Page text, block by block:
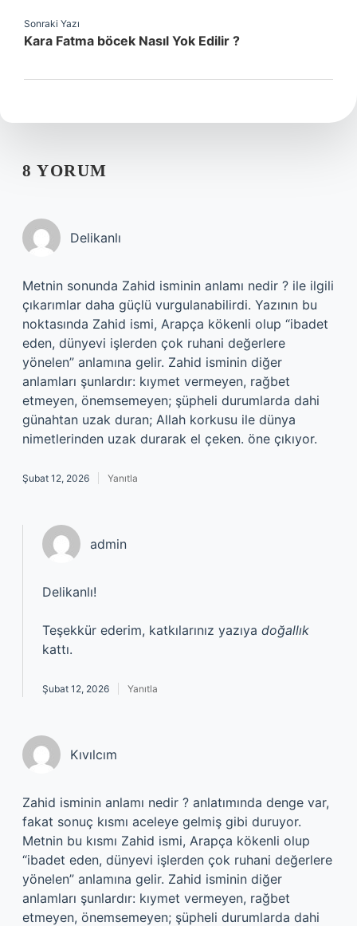
Sonraki Yazı
Kara Fatma böcek Nasıl Yok Edilir ?
8 YORUM
Delikanlı
Metnin sonunda Zahid isminin anlamı nedir ? ile ilgili
çıkarımlar daha güçlü vurgulanabilirdi. Yazının bu
noktasında Zahid ismi, Arapça kökenli olup “ibadet
eden, dünyevi işlerden çok ruhani değerlere
yönelen” anlamına gelir. Zahid isminin diğer
anlamları şunlardır: kıymet vermeyen, rağbet
etmeyen, önemsemeyen; şüpheli durumlarda dahi
günahtan uzak duran; Allah korkusu ile dünya
nimetlerinden uzak durarak el çeken. öne çıkıyor.
Şubat 12, 2026 Yanıtla
admin
Delikanlı!
Teşekkür ederim, katkılarınız yazıya doğallık
kattı.
Şubat 12, 2026 Yanıtla
Kıvılcım
Zahid isminin anlamı nedir ? anlatımında denge var,
fakat sonuç kısmı aceleye gelmiş gibi duruyor.
Metnin bu kısmı Zahid ismi, Arapça kökenli olup
“ibadet eden, dünyevi işlerden çok ruhani değerlere
yönelen” anlamına gelir. Zahid isminin diğer
anlamları şunlardır: kıymet vermeyen, rağbet
etmeyen, önemsemeyen; şüpheli durumlarda dahi